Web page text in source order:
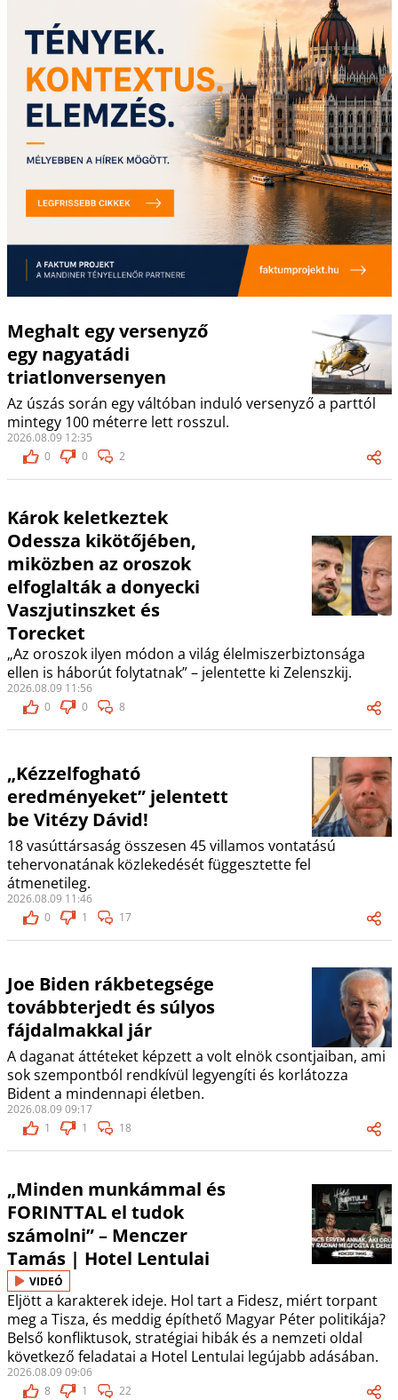
Meghalt egy versenyző
egy nagyatádi
triatlonversenyen
Az úszás során egy váltóban induló versenyző a parttól
mintegy 100 méterre lett rosszul.
2026.08.09 12:35
0
0 2
Károk keletkeztek
Odessza kikötőjében,
miközben az oroszok
elfoglalták a donyecki
Vaszjutinszket és
Torecket
„Az oroszok ilyen módon a világ élelmiszerbiztonsága
ellen is háborút folytatnak” – jelentette ki Zelenszkij.
2026.08.09 11:56
0
0 8
„Kézzelfogható
eredményeket” jelentett
be Vitézy Dávid!
18 vasúttársaság összesen 45 villamos vontatású
tehervonatának közlekedését függesztette fel
átmenetileg.
2026.08.09 11:46
0
1 17
Joe Biden rákbetegsége
továbbterjedt és súlyos
fájdalmakkal jár
A daganat áttéteket képzett a volt elnök csontjaiban, ami
sok szempontból rendkívül legyengíti és korlátozza
Bident a mindennapi életben.
2026.08.09 09:17
1
1 18
„Minden munkámmal és
FORINTTAL el tudok
számolni” – Menczer
Tamás | Hotel Lentulai
VIDEÓ
Eljött a karakterek ideje. Hol tart a Fidesz, miért torpant
meg a Tisza, és meddig építhető Magyar Péter politikája?
Belső konfliktusok, stratégiai hibák és a nemzeti oldal
következő feladatai a Hotel Lentulai legújabb adásában.
2026.08.09 09:06
8
1 22